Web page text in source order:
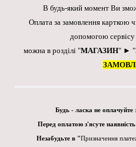
В будь-який момент Ви
Оплата за замовлення карткою
допомогою сервісу
можна в розділі "МАГАЗИН" ► "
Будь - ласка не оплачуйте
Перед оплатою з'ясуте
Незабудьте в "Призначення